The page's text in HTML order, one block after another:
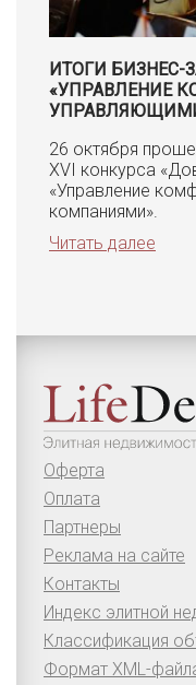
ИТОГИ БИЗНЕС-
«УПРАВЛЕНИЕ
26 октября
XVI конкурса
«Управление
компаниями».
Читать далее
Оферта
Оплата
Партнеры
Реклама на сайте
Контакты
Индекс элитной
Классификация
Формат XML-